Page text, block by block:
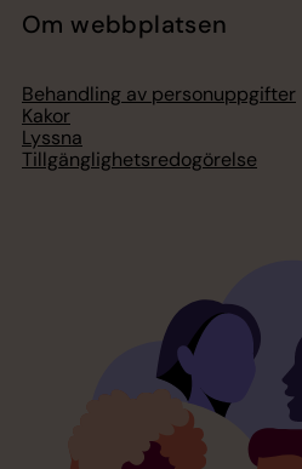
Om webbplatsen
Behandling av personuppgifter
Kakor
Lyssna
Tillgänglighetsredogörelse